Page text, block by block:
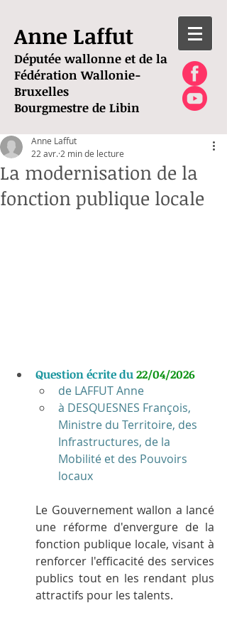
Anne Laffut
Députée wallonne et de la
Fédération Wallonie-
Bruxelles
Bourgmestre de Libin
La modernisation de la
fonction publique locale
Anne Laffut
22 avr. 2 min de lecture
Question écrite du 22/04/2026
de LAFFUT Anne
à DESQUESNES François,
Ministre du Territoire, des
Infrastructures, de la
Mobilité et des Pouvoirs
locaux
Le Gouvernement wallon a lancé
une réforme d'envergure de la
fonction publique locale, visant à
renforcer l'efficacité des services
publics tout en les rendant plus
attractifs pour les talents.